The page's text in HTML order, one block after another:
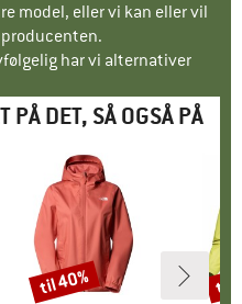
model, eller vi kan eller vil
har vi alternativer
PÅ DET, SÅ OGSÅ PÅ
Rabat
til 40% til